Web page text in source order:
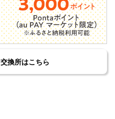
換所はこちら